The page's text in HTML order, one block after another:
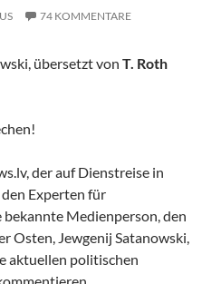
74 KOMMENTARE
übersetzt von T. Roth
der auf Dienstreise in
Experten für
Medienperson, den
Osten, Jewgenij Satanowski,
aktuellen politischen